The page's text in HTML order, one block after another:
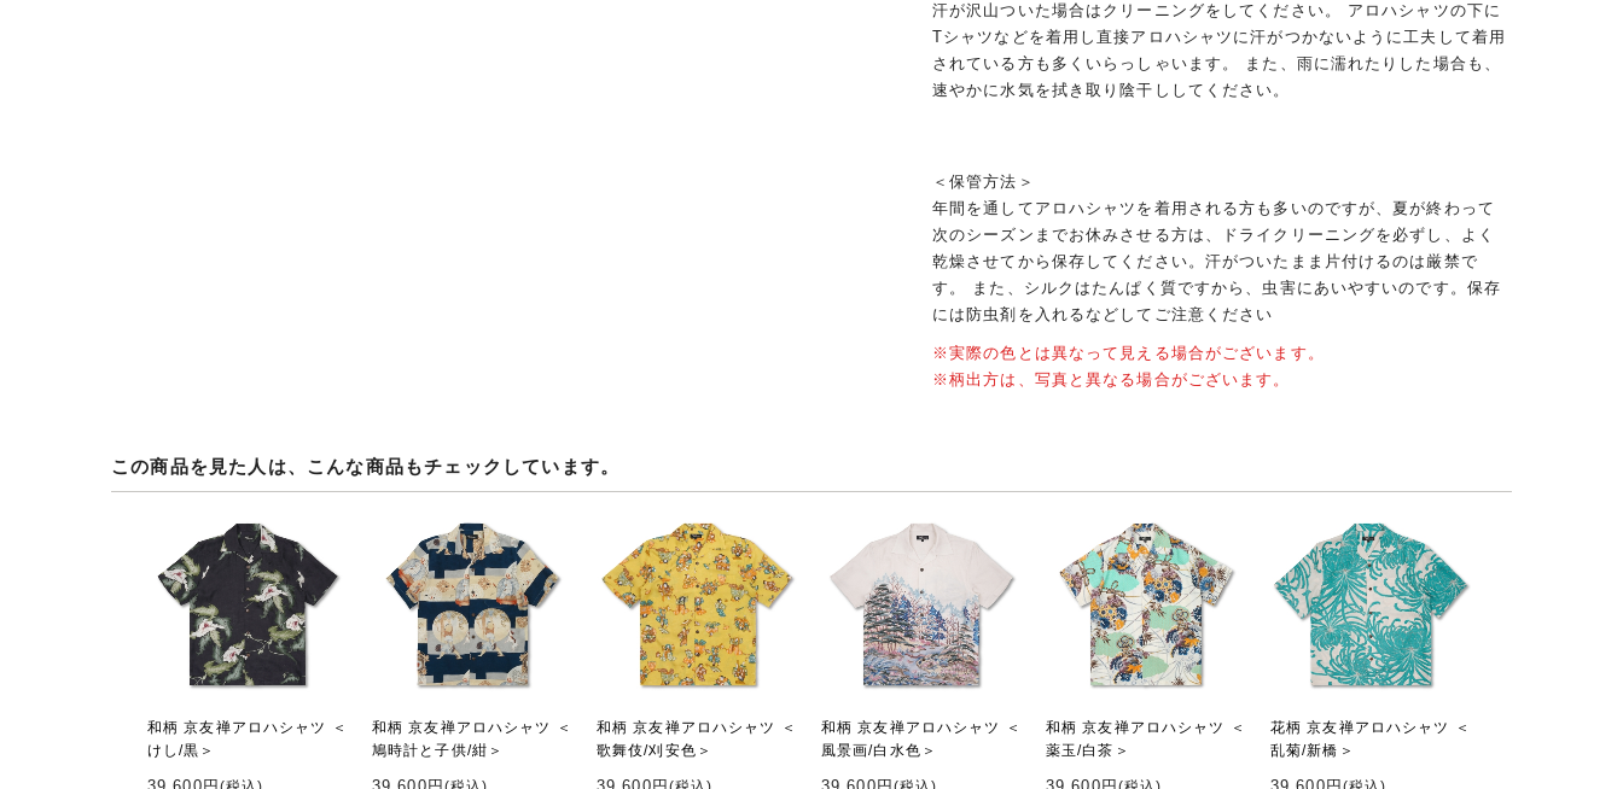
汗が沢山ついた場合はクリーニングをしてください。 アロハシャツの下に
Tシャツなどを着用し直接アロハシャツに汗がつかないように工夫して着用
されている方も多くいらっしゃいます。 また、雨に濡れたりした場合も、
速やかに水気を拭き取り陰干ししてください。
＜保管方法＞
年間を通してアロハシャツを着用される方も多いのですが、夏が終わって
次のシーズンまでお休みさせる方は、ドライクリーニングを必ずし、よく
乾燥させてから保存してください。汗がついたまま片付けるのは厳禁で
す。 また、シルクはたんぱく質ですから、虫害にあいやすいのです。保存
には防虫剤を入れるなどしてご注意ください
※実際の色とは異なって見える場合がございます。
※柄出方は、写真と異なる場合がございます。
この商品を見た人は、こんな商品もチェックしています。
和柄 京友禅アロハシャツ ＜
けし/黒＞
和柄 京友禅アロハシャツ ＜
鳩時計と子供/紺＞
和柄 京友禅アロハシャツ ＜
歌舞伎/刈安色＞
和柄 京友禅アロハシャツ ＜
風景画/白水色＞
和柄 京友禅アロハシャツ ＜
薬玉/白茶＞
花柄 京友禅アロハシャツ ＜
乱菊/新橋＞